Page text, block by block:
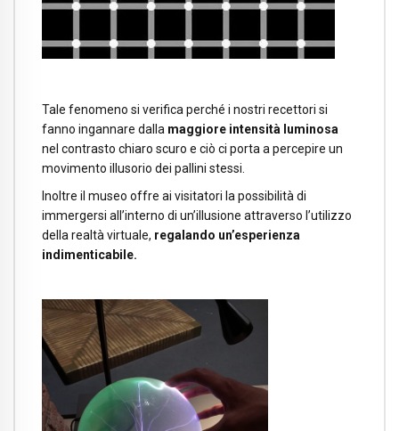
Tale fenomeno si verifica perché i nostri recettori si
fanno ingannare dalla maggiore intensità luminosa
nel contrasto chiaro scuro e ciò ci porta a percepire un
movimento illusorio dei pallini stessi.
Inoltre il museo offre ai visitatori la possibilità di
immergersi all’interno di un’illusione attraverso l’utilizzo
della realtà virtuale, regalando un’esperienza
indimenticabile.